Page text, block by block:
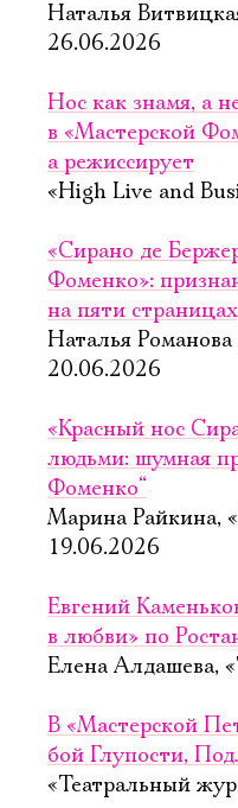
Наталья
26.06.2026
Нос как знамя, а
в «Мастерской
а режиссирует
«High Live and
«Сирано де
Фоменко»:
на пяти страницах
Наталья Романова
20.06.2026
«Красный нос
людьми: шумная
Фоменко“
Марина Райкина,
19.06.2026
Евгений
в любви» по
Елена Алдашева,
В «Мастерской
бой Глупости,
«Театральный